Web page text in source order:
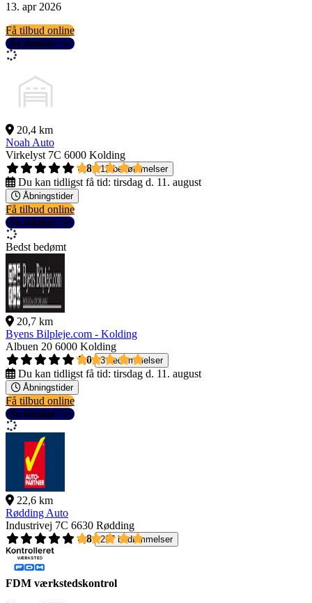
13. apr 2026
Få tilbud online
Se detaljer
20,4 km
Noah Auto
Virkelyst 7C 6000 Kolding
4,8
12 bedømmelser
Du kan tidligst få tid: tirsdag d. 11. august
Åbningstider
Få tilbud online
Se detaljer
Bedst bedømt
20,7 km
Byens Bilpleje.com - Kolding
Albuen 20 6000 Kolding
5,0
3 bedømmelser
Du kan tidligst få tid: tirsdag d. 11. august
Åbningstider
Få tilbud online
Se detaljer
22,6 km
Rødding Auto
Industrivej 7C 6630 Rødding
4,8
297 bedømmelser
FDM værkstedskontrol